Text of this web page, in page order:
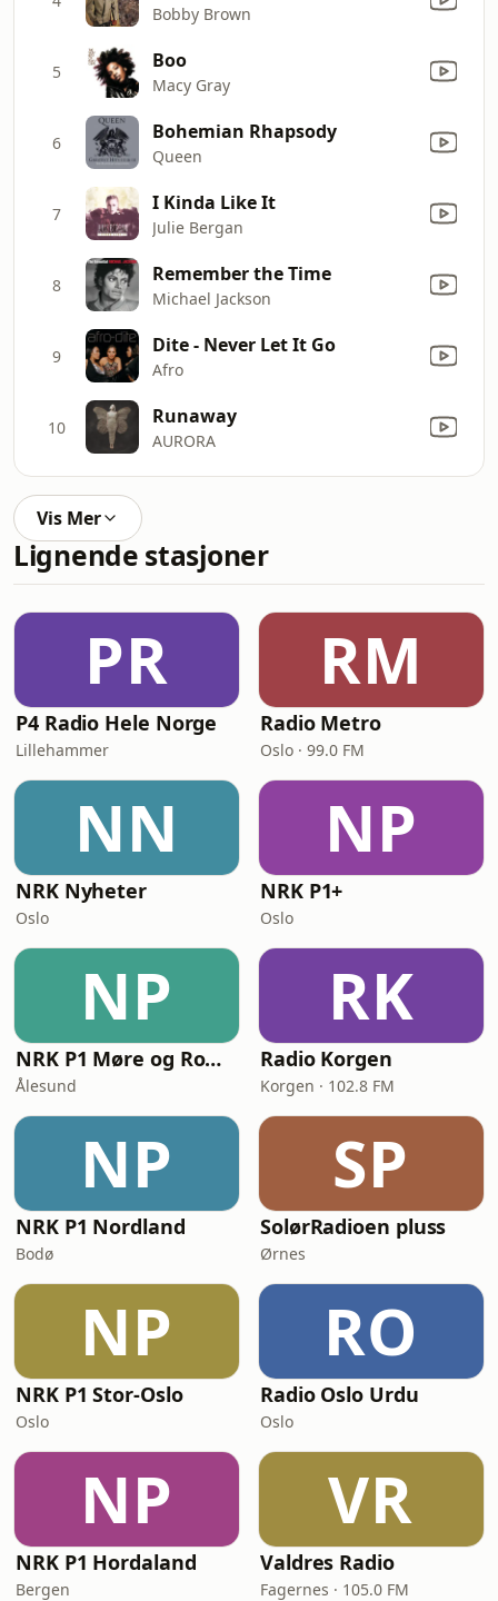
Bobby Brown
5 Boo
Macy Gray
6 Bohemian Rhapsody
Queen
7 I Kinda Like It
Julie Bergan
8 Remember the Time
Michael Jackson
9 Dite - Never Let It Go
Afro
10 Runaway
AURORA
Vis Mer
Lignende stasjoner
PR
P4 Radio Hele Norge
Lillehammer
RM
Radio Metro
Oslo · 99.0 FM
NN
NRK Nyheter
Oslo
NP
NRK P1+
Oslo
NP
NRK P1 Møre og Romsdal
Ålesund
RK
Radio Korgen
Korgen · 102.8 FM
NP
NRK P1 Nordland
Bodø
SP
SolørRadioen pluss
Ørnes
NP
NRK P1 Stor-Oslo
Oslo
RO
Radio Oslo Urdu
Oslo
NP
NRK P1 Hordaland
Bergen
VR
Valdres Radio
Fagernes · 105.0 FM